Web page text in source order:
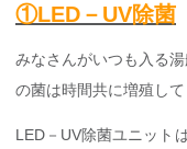
①LED－UV除菌
みなさんがいつも入る
の菌は時間共に増殖して
LED－UV除菌ユニット